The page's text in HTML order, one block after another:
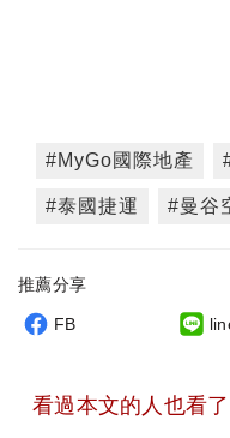
#MyGo國際地產
#泰國捷運 #曼谷
推薦分享
FB
看過本文的人也看